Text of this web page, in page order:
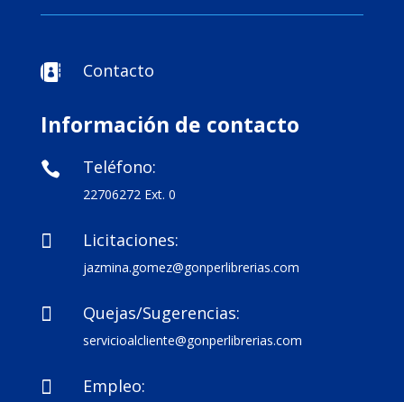
 Contacto
Información de contacto
 Teléfono:
22706272 Ext. 0
 Licitaciones:
jazmina.gomez@gonperlibrerias.com
 Quejas/Sugerencias:
servicioalcliente@gonperlibrerias.com
 Empleo: